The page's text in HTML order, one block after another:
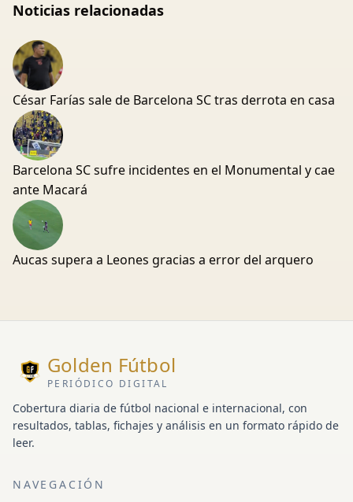
Noticias relacionadas
César Farías sale de Barcelona SC tras derrota en casa
Barcelona SC sufre incidentes en el Monumental y cae
ante Macará
Aucas supera a Leones gracias a error del arquero
Golden Fútbol
PERIÓDICO DIGITAL
Cobertura diaria de fútbol nacional e internacional, con
resultados, tablas, fichajes y análisis en un formato rápido de
leer.
NAVEGACIÓN